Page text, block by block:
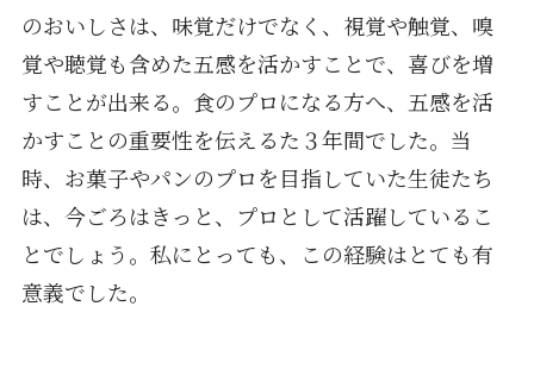
のおいしさは、味覚だけでなく、視覚や触覚、嗅
覚や聴覚も含めた五感を活かすことで、喜びを増
すことが出来る。食のプロになる方へ、五感を活
かすことの重要性を伝えるた３年間でした。当
時、お菓子やパンのプロを目指していた生徒たち
は、今ごろはきっと、プロとして活躍しているこ
とでしょう。私にとっても、この経験はとても有
意義でした。